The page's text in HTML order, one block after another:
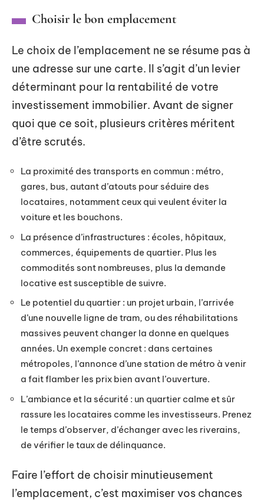
Choisir le bon emplacement
Le choix de l’emplacement ne se résume pas à
une adresse sur une carte. Il s’agit d’un levier
déterminant pour la rentabilité de votre
investissement immobilier. Avant de signer
quoi que ce soit, plusieurs critères méritent
d’être scrutés.
La proximité des transports en commun : métro,
gares, bus, autant d’atouts pour séduire des
locataires, notamment ceux qui veulent éviter la
voiture et les bouchons.
La présence d’infrastructures : écoles, hôpitaux,
commerces, équipements de quartier. Plus les
commodités sont nombreuses, plus la demande
locative est susceptible de suivre.
Le potentiel du quartier : un projet urbain, l’arrivée
d’une nouvelle ligne de tram, ou des réhabilitations
massives peuvent changer la donne en quelques
années. Un exemple concret : dans certaines
métropoles, l’annonce d’une station de métro à venir
a fait flamber les prix bien avant l’ouverture.
L’ambiance et la sécurité : un quartier calme et sûr
rassure les locataires comme les investisseurs. Prenez
le temps d’observer, d’échanger avec les riverains,
de vérifier le taux de délinquance.
Faire l’effort de choisir minutieusement
l’emplacement, c’est maximiser vos chances